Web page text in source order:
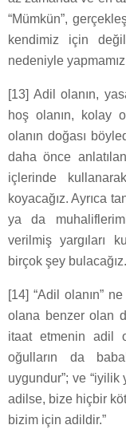
“Mümkün”,
kendimiz için
nedeniyle
[13] Adil olanın,
hoş olanın, kolay
olanın doğası
daha önce
içlerinde
koyacağız. Ayrıca
ya da
verilmiş yargıları
birçok şey bulacağız.
[14] “Adil olanın”
olana benzer olan
itaat etmenin adil
oğulların da
uygundur”; ve “iyilik
adilse, bize hiçbir
bizim için adildir.”